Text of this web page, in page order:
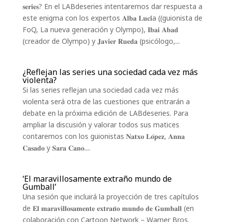
𝐬𝐞𝐫𝐢𝐞𝐬? En el LABdeseries intentaremos dar respuesta a
este enigma con los expertos 𝐀𝐥𝐛𝐚 𝐋𝐮𝐜𝐢́a ((guionista de
FoQ, La nueva generación y Olympo), 𝐈𝐛𝐚𝐢 𝐀𝐛𝐚𝐝
(creador de Olympo) y 𝐉𝐚𝐯𝐢𝐞𝐫 𝐑𝐮𝐞𝐝𝐚 (psicólogo,...
¿Reflejan las series una sociedad cada vez más
violenta?
Si las series reflejan una sociedad cada vez más
violenta será otra de las cuestiones que entrarán a
debate en la próxima edición de LABdeseries. Para
ampliar la discusión y valorar todos sus matices
contaremos con los guionistas 𝐍𝐚𝐭𝐱𝐨 𝐋𝐨́𝐩𝐞𝐳, 𝐀𝐧𝐧𝐚
𝐂𝐚𝐬𝐚𝐝𝐨 y 𝐒𝐚𝐫𝐚 𝐂𝐚𝐧𝐨....
‘El maravillosamente extraño mundo de
Gumball’
Una sesión que incluirá la proyección de tres capítulos
de 𝐄𝐥 𝐦𝐚𝐫𝐚𝐯𝐢𝐥𝐥𝐨𝐬𝐚𝐦𝐞𝐧𝐭𝐞 𝐞𝐱𝐭𝐫𝐚𝐧̃𝐨 𝐦𝐮𝐧𝐝𝐨 𝐝𝐞 𝐆𝐮𝐦𝐛𝐚𝐥𝐥 (en
colaboración con Cartoon Network – Warner Bros.